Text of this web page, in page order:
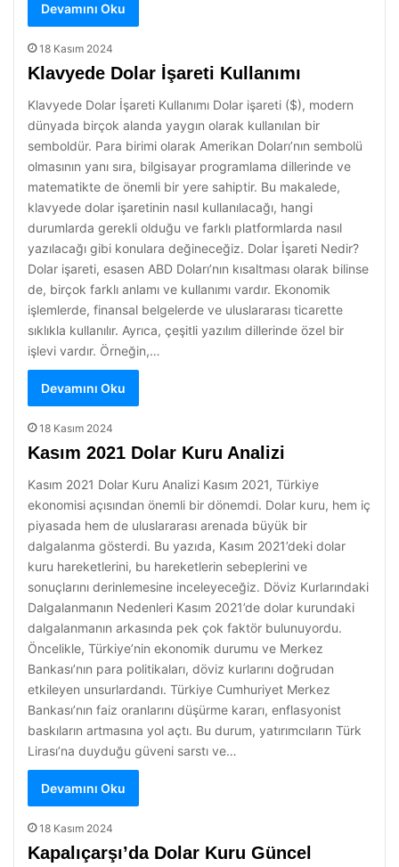
Devamını Oku
18 Kasım 2024
Klavyede Dolar İşareti Kullanımı
Klavyede Dolar İşareti Kullanımı Dolar işareti ($), modern
dünyada birçok alanda yaygın olarak kullanılan bir
semboldür. Para birimi olarak Amerikan Doları’nın sembolü
olmasının yanı sıra, bilgisayar programlama dillerinde ve
matematikte de önemli bir yere sahiptir. Bu makalede,
klavyede dolar işaretinin nasıl kullanılacağı, hangi
durumlarda gerekli olduğu ve farklı platformlarda nasıl
yazılacağı gibi konulara değineceğiz. Dolar İşareti Nedir?
Dolar işareti, esasen ABD Doları’nın kısaltması olarak bilinse
de, birçok farklı anlamı ve kullanımı vardır. Ekonomik
işlemlerde, finansal belgelerde ve uluslararası ticarette
sıklıkla kullanılır. Ayrıca, çeşitli yazılım dillerinde özel bir
işlevi vardır. Örneğin,…
Devamını Oku
18 Kasım 2024
Kasım 2021 Dolar Kuru Analizi
Kasım 2021 Dolar Kuru Analizi Kasım 2021, Türkiye
ekonomisi açısından önemli bir dönemdi. Dolar kuru, hem iç
piyasada hem de uluslararası arenada büyük bir
dalgalanma gösterdi. Bu yazıda, Kasım 2021’deki dolar
kuru hareketlerini, bu hareketlerin sebeplerini ve
sonuçlarını derinlemesine inceleyeceğiz. Döviz Kurlarındaki
Dalgalanmanın Nedenleri Kasım 2021’de dolar kurundaki
dalgalanmanın arkasında pek çok faktör bulunuyordu.
Öncelikle, Türkiye’nin ekonomik durumu ve Merkez
Bankası’nın para politikaları, döviz kurlarını doğrudan
etkileyen unsurlardandı. Türkiye Cumhuriyet Merkez
Bankası’nın faiz oranlarını düşürme kararı, enflasyonist
baskıların artmasına yol açtı. Bu durum, yatırımcıların Türk
Lirası’na duyduğu güveni sarstı ve…
Devamını Oku
18 Kasım 2024
Kapalıçarşı’da Dolar Kuru Güncel